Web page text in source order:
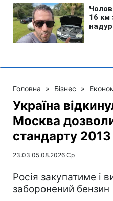
Головна » Бізнес »
Україна
Москва
стандарту
23:03 05.08.2026 Ср
Росія закупатиме і
заборонений бензин